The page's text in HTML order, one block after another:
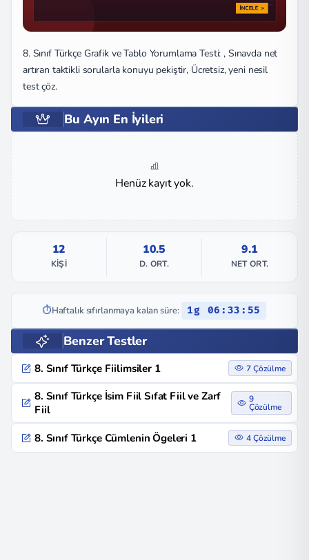
8. Sınıf Türkçe Grafik ve Tablo Yorumlama Testi: , Sınavda net
artıran taktikli sorularla konuyu pekiştir, Ücretsiz, yeni nesil
test çöz.
Bu Ayın En İyileri
Henüz kayıt yok.
12
KIŞI
10.5
D. ORT.
9.1
NET ORT.
⏱️Haftalık sıfırlanmaya kalan süre: 1g 06:33:54
Benzer Testler
8. Sınıf Türkçe Fiilimsiler 1 7 Çözülme
8. Sınıf Türkçe İsim Fiil Sıfat Fiil ve Zarf
Fiil
9
Çözülme
8. Sınıf Türkçe Cümlenin Ögeleri 1 4 Çözülme